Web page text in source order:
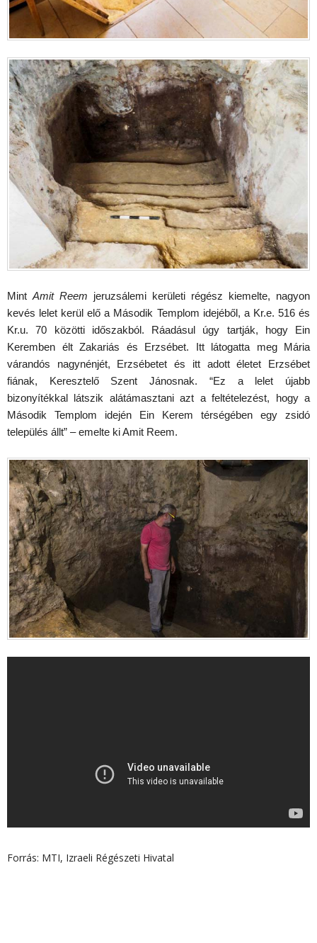
Mint Amit Reem jeruzsálemi kerületi régész kiemelte, nagyon
kevés lelet kerül elő a Második Templom idejéből, a Kr.e. 516 és
Kr.u. 70 közötti időszakból. Ráadásul úgy tartják, hogy Ein
Keremben élt Zakariás és Erzsébet. Itt látogatta meg Mária
várandós nagynénjét, Erzsébetet és itt adott életet Erzsébet
fiának, Keresztelő Szent Jánosnak. “Ez a lelet újabb
bizonyítékkal látszik alátámasztani azt a feltételezést, hogy a
Második Templom idején Ein Kerem térségében egy zsidó
település állt” – emelte ki Amit Reem.
Forrás: MTI, Izraeli Régészeti Hivatal